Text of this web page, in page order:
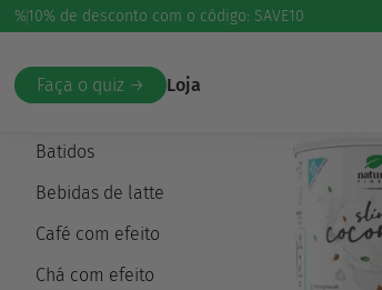
%10% de desconto com o código: SAVE10
Faça o quiz → Loja
Início/Alimentação saudável / Café com efeito
Adoçantes e sais
Batidos
Bebidas de latte
Café com efeito
Chá com efeito